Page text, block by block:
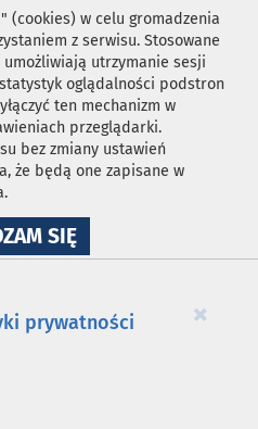
(cookies) w celu gromadzenia
z serwisu. Stosowane
utrzymanie sesji
oglądalności podstron
ten mechanizm w
przeglądarki.
bez zmiany ustawień
że będą one zapisane w
SIĘNA
WYKORZYSTANIE
×
prywatności